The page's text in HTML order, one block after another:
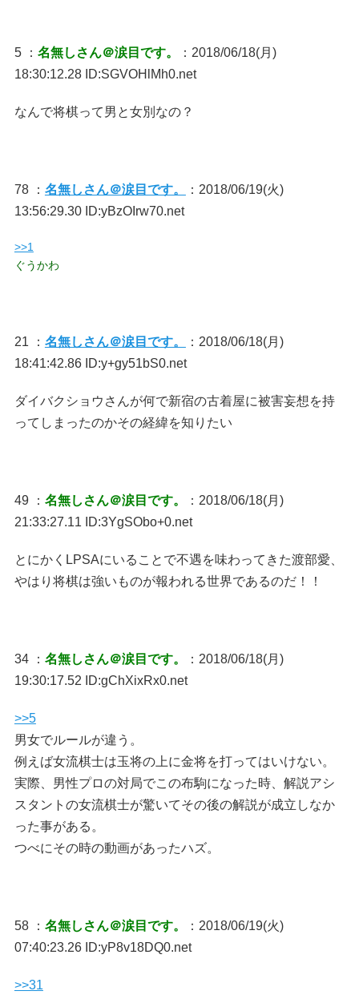
5 ： 名無しさん＠涙目です。
：2018/06/18(月)
18:30:12.28 ID:SGVOHlMh0.net
なんで将棋って男と女別なの？
78 ： 名無しさん＠涙目です。
：2018/06/19(火)
13:56:29.30 ID:yBzOIrw70.net
>>1
ぐうかわ
21 ： 名無しさん＠涙目です。
：2018/06/18(月)
18:41:42.86 ID:y+gy51bS0.net
ダイバクショウさんが何で新宿の古着屋に被害妄想を持
ってしまったのかその経緯を知りたい
49 ： 名無しさん＠涙目です。
：2018/06/18(月)
21:33:27.11 ID:3YgSObo+0.net
とにかくLPSAにいることで不遇を味わってきた渡部愛、
やはり将棋は強いものが報われる世界であるのだ！！
34 ： 名無しさん＠涙目です。
：2018/06/18(月)
19:30:17.52 ID:gChXixRx0.net
>>5
男女でルールが違う。
例えば女流棋士は玉将の上に金将を打ってはいけない。
実際、男性プロの対局でこの布駒になった時、解説アシ
スタントの女流棋士が驚いてその後の解説が成立しなか
った事がある。
つべにその時の動画があったハズ。
58 ： 名無しさん＠涙目です。
：2018/06/19(火)
07:40:23.26 ID:yP8v18DQ0.net
>>31